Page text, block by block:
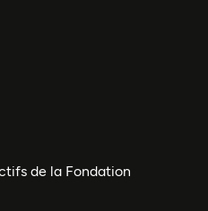
de la Fondation